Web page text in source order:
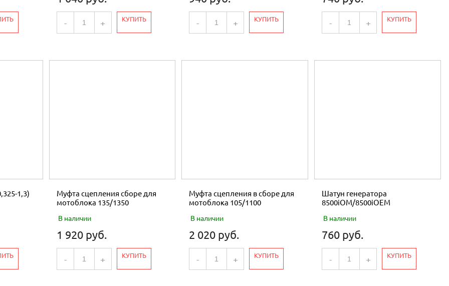
- + КУПИТЬ - + КУПИТЬ - + КУПИТЬ
1,3)
Муфта сцепления сборе для
мотоблока 135/1350
В наличии
1 920 руб.
- + КУПИТЬ
Муфта сцепления в сборе для
мотоблока 105/1100
В наличии
2 020 руб.
- + КУПИТЬ
Шатун генератора
8500iOM/8500iOEM
В наличии
760 руб.
- + КУПИТЬ